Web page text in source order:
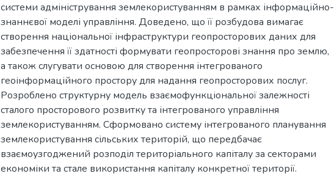
системи адміністрування землекористуванням в рамках інформаційно-
знаннєвої моделі управління. Доведено, що її розбудова вимагає
створення національної інфраструктури геопросторових даних для
забезпечення її здатності формувати геопросторові знання про землю,
а також слугувати основою для створення інтегрованого
геоінформаційного простору для надання геопросторових послуг.
Розроблено структурну модель взаємофункціональної залежності
сталого просторового розвитку та інтегрованого управління
землекористуванням. Сформовано систему інтегрованого планування
землекористування сільських територій, що передбачає
взаємоузгоджений розподіл територіального капіталу за секторами
економіки та стале використання капіталу конкретної території.